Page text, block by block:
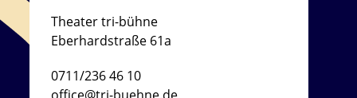
Theater tri-bühne
Eberhardstraße 61a
0711/236 46 10